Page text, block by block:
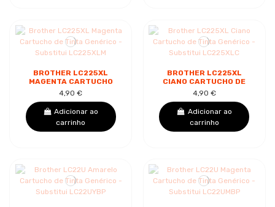
BROTHER LC225XL
MAGENTA CARTUCHO
DE TINTA GENÉRICO -
SUBSTITUI LC225XLM
4,90 €
Adicionar ao
carrinho
BROTHER LC225XL
CIANO CARTUCHO DE
TINTA GENÉRICO -
SUBSTITUI LC225XLC
4,90 €
Adicionar ao
carrinho